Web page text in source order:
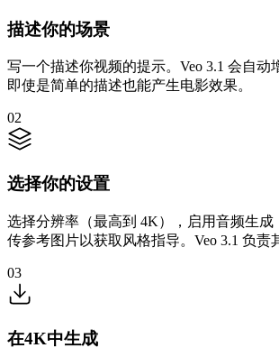
描述你的场景
写一个描述你视频的提示。Veo 3.1 会自
即使是简单的描述也能产生电影效果。
02
选择你的设置
选择分辨率（最高到 4K），启用音频生成
传参考图片以获取风格指导。Veo 3.1 负责
03
在4K中生成